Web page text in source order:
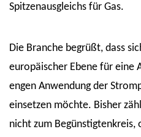
Spitzenausgleichs für Gas.
Die Branche begrüßt, dass
europäischer Ebene für eine
engen Anwendung der
einsetzen möchte. Bisher
nicht zum Begünstigtenkreis,